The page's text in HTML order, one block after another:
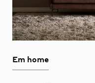
Em home